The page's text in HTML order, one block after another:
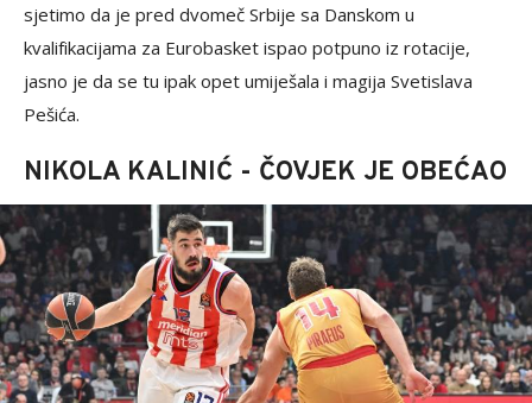
sjetimo da je pred dvomeč Srbije sa Danskom u
kvalifikacijama za Eurobasket ispao potpuno iz rotacije,
jasno je da se tu ipak opet umiješala i magija Svetislava
Pešića.
NIKOLA KALINIĆ - ČOVJEK JE OBEĆAO